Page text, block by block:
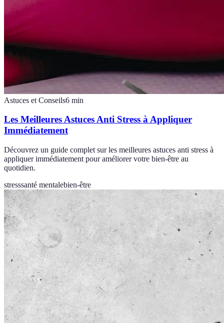
Astuces et Conseils6 min
Les Meilleures Astuces Anti Stress à Appliquer
Immédiatement
Découvrez un guide complet sur les meilleures astuces anti stress à
appliquer immédiatement pour améliorer votre bien-être au
quotidien.
stresssanté mentalebien-être